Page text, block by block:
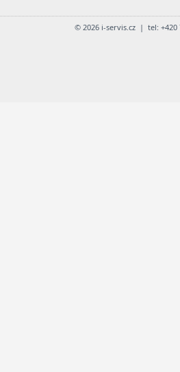
© 2026 i-servis.cz | tel: